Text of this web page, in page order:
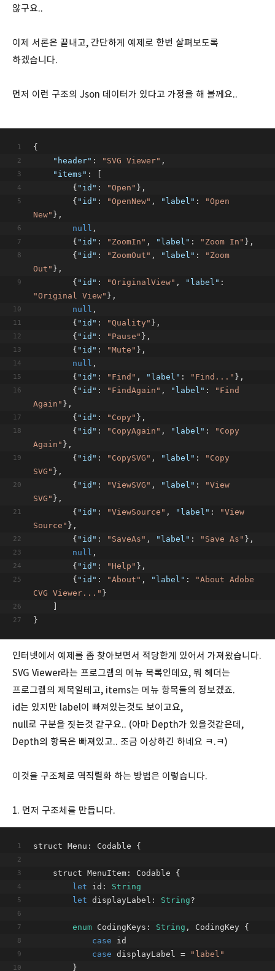
않구요..
이제 서론은 끝내고, 간단하게 예제로 한번 살펴보도록
하겠습니다.
먼저 이런 구조의 Json 데이터가 있다고 가정을 해 볼께요..
{
"header" : "SVG Viewer" ,
"items" : [
        {
"id" : "Open" },
        {
"id" : "OpenNew" , "label" :
"Open
New" },
null ,
        {
"id" : "ZoomIn" , "label" : "Zoom In" },
        {
"id" : "ZoomOut" , "label" :
"Zoom
Out" },
        {
"id" : "OriginalView" , "label"
"Original View" },
null ,
        {
"id" : "Quality" },
        {
"id" : "Pause" },
        {
"id" : "Mute" },
null ,
        {
"id" : "Find" , "label" : "Find..." },
        {
"id" : "FindAgain" , "label" :
"Find
Again" },
        {
"id" : "Copy" },
        {
"id" : "CopyAgain" , "label" :
"Copy
Again" },
        {
"id" : "CopySVG" , "label" :
"Copy
SVG" },
        {
"id" : "ViewSVG" , "label" :
"View
SVG" },
        {
"id" : "ViewSource" , "label" :
"View
Source" },
        {
"id" : "SaveAs" , "label" : "Save As" },
null ,
        {
"id" : "Help" },
        {
"id" : "About" , "label" :
"About Adobe
CVG Viewer..." }
}
인터넷에서 예제를 좀 찾아보면서 적당한게 있어서 가져왔습니다.
SVG Viewer라는 프로그램의 메뉴 목록인데요, 뭐 헤더는
프로그램의 제목일테고, items는 메뉴 항목들의 정보겠죠.
id는 있지만 label이 빠져있는것도 보이고요,
null로 구분을 짓는것 같구요.. (아마 Depth가 있을것같은데,
Depth의 항목은 빠져있고.. 조금 이상하긴 하네요 ㅋ.ㅋ)
이것을 구조체로 역직렬화 하는 방법은 이렇습니다.
1. 먼저 구조체를 만듭니다.
struct Menu: Codable {
    struct MenuItem: Codable {
let id: String
let displayLabel: String?
enum CodingKeys: String , CodingKey {
case id
case displayLabel =
"label"
        }